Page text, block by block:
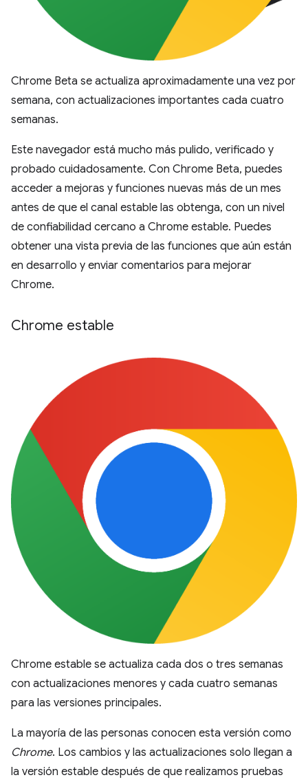
Chrome Beta se actualiza aproximadamente una vez por
semana, con actualizaciones importantes cada cuatro
semanas.
Este navegador está mucho más pulido, verificado y
probado cuidadosamente. Con Chrome Beta, puedes
acceder a mejoras y funciones nuevas más de un mes
antes de que el canal estable las obtenga, con un nivel
de confiabilidad cercano a Chrome estable. Puedes
obtener una vista previa de las funciones que aún están
en desarrollo y enviar comentarios para mejorar
Chrome.
Chrome estable
Chrome estable se actualiza cada dos o tres semanas
con actualizaciones menores y cada cuatro semanas
para las versiones principales.
La mayoría de las personas conocen esta versión como
Chrome. Los cambios y las actualizaciones solo llegan a
la versión estable después de que realizamos pruebas